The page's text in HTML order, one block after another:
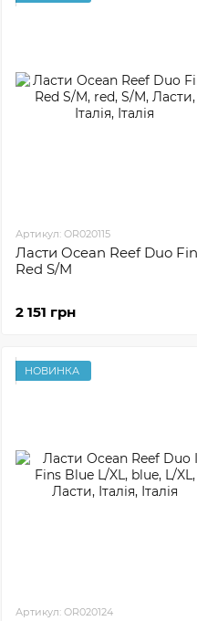
Артикул: OR020115
Ласти Ocean Reef Duo
Red S/M
2 151 грн
НОВИНКА
Артикул: OR020124